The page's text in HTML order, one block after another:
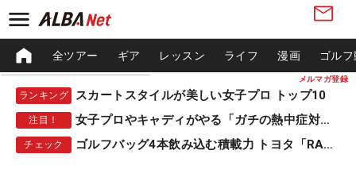
メルマガ登録
全ツアー ギア レッスン ライフ 漫画 ゴル
ランキング スカートスタイルが美しい女子プロ トップ10
注目！ 女子プロやキャディがやる「ガチの熱中症対策」
チェック ゴルフバッグ4本飲み込む積載力 トヨタ「RAV4」